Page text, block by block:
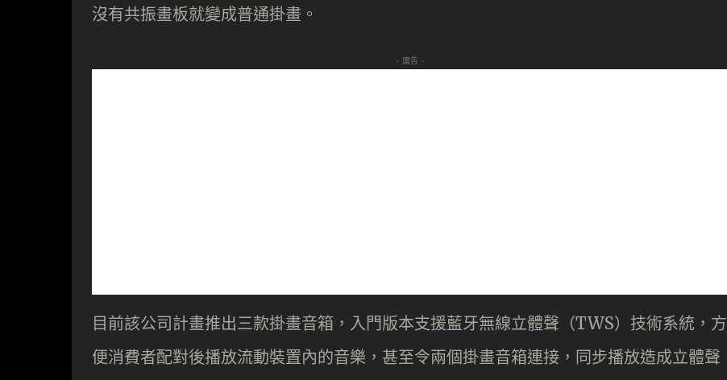
沒有共振畫板就變成普通掛畫。
- 廣告 -
目前該公司計畫推出三款掛畫音箱，入門版本支援藍牙無線立體聲（TWS）技術系統，方
便消費者配對後播放流動裝置內的音樂，甚至令兩個掛畫音箱連接，同步播放造成立體聲